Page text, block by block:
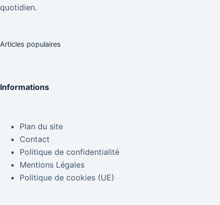
quotidien.
Articles populaires
Informations
Plan du site
Contact
Politique de confidentialité
Mentions Légales
Politique de cookies (UE)